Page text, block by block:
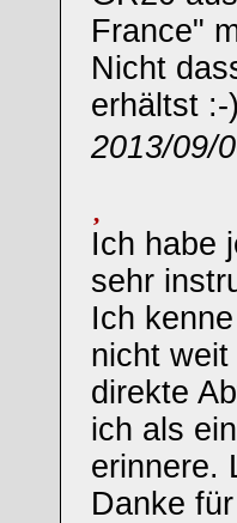
France"
Nicht
erhältst
2013/09/
Ich habe
sehr
Ich
nicht
direkte
ich als
erinnere.
Danke